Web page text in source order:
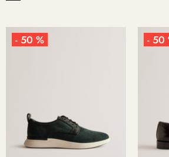
- 50 % - 50